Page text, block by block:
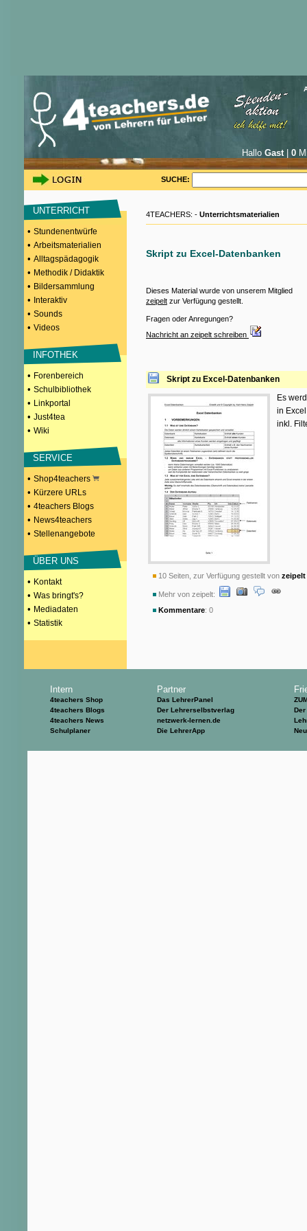
Hallo Gast| 0
SUCHE:
UNTERRICHT
• Stundenentwürfe
• Arbeitsmaterialien
• Alltagspädagogik
• Methodik / Didaktik
• Bildersammlung
• Interaktiv
• Sounds
• Videos
INFOTHEK
• Forenbereich
• Schulbibliothek
• Linkportal
• Just4tea
• Wiki
SERVICE
• Shop4teachers
• Kürzere URLs
• 4teachers Blogs
• News4teachers
• Stellenangebote
ÜBER UNS
• Kontakt
• Was bringt's?
• Mediadaten
• Statistik
4TEACHERS: - Unterrichtsmaterialien
Skript zu Excel-Datenbanken
Dieses Material wurde von unserem Mitglied
zeipelt zur Verfügung gestellt.
Fragen oder Anregungen?
Nachricht an zeipelt schreiben
Skript zu Excel-Datenbanken
Es
in
inkl.
10 Seiten, zur Verfügung gestellt von zeipelt
Mehr von zeipelt:
Kommentare: 0
Intern
4teachers Shop
4teachers Blogs
4teachers News
Schulplaner
Partner
Das LehrerPanel
Der Lehrerselbstverlag
netzwerk-lernen.de
Die LehrerApp